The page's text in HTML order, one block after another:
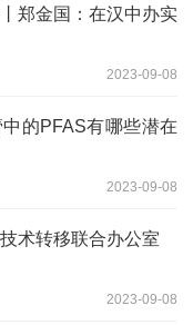
郑金国：在汉中办实
2023-09-08
的PFAS有哪些潜在
2023-09-08
术转移联合办公室
2023-09-08